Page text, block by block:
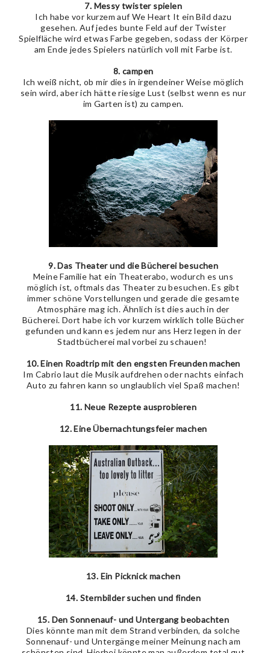
7. Messy twister spielen
Ich habe vor kurzem auf We Heart It ein Bild dazu
gesehen. Auf jedes bunte Feld auf der Twister
Spielfläche wird etwas Farbe gegeben, sodass der Körper
am Ende jedes Spielers natürlich voll mit Farbe ist.
8. campen
Ich weiß nicht, ob mir dies in irgendeiner Weise möglich
sein wird, aber ich hätte riesige Lust (selbst wenn es nur
im Garten ist) zu campen.
9. Das Theater und die Bücherei besuchen
Meine Familie hat ein Theaterabo, wodurch es uns
möglich ist, oftmals das Theater zu besuchen. Es gibt
immer schöne Vorstellungen und gerade die gesamte
Atmosphäre mag ich. Ähnlich ist dies auch in der
Bücherei. Dort habe ich vor kurzem wirklich tolle Bücher
gefunden und kann es jedem nur ans Herz legen in der
Stadtbücherei mal vorbei zu schauen!
10. Einen Roadtrip mit den engsten Freunden machen
Im Cabrio laut die Musik aufdrehen oder nachts einfach
Auto zu fahren kann so unglaublich viel Spaß machen!
11. Neue Rezepte ausprobieren
12. Eine Übernachtungsfeier machen
13. Ein Picknick machen
14. Sternbilder suchen und finden
15. Den Sonnenauf- und Untergang beobachten
Dies könnte man mit dem Strand verbinden, da solche
Sonnenauf- und Untergänge meiner Meinung nach am